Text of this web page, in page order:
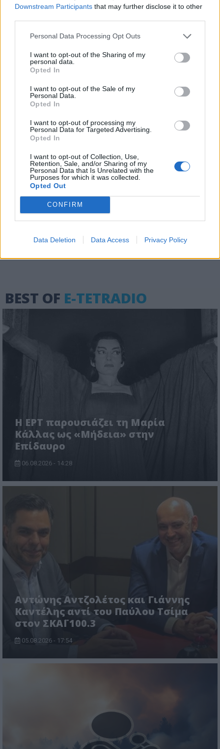
Downstream Participants that may further disclose it to other
Personal Data Processing Opt Outs
I want to opt-out of the Sharing of my
personal data.
Opted In
I want to opt-out of the Sale of my
Personal Data.
Opted In
I want to opt-out of processing my
Personal Data for Targeted Advertising.
Opted In
I want to opt-out of Collection, Use,
Retention, Sale, and/or Sharing of my
Personal Data that Is Unrelated with the
Purposes for which it was collected.
Opted Out
CONFIRM
Data Deletion Data Access Privacy Policy
ολίγη από bwinΣΠΟΡ FM 94.6 στην
κορυφή
Μεγάλη άνοδος για το Open με την
κάλυψη των πυρκαγιών
03.08.2026 - 14:17
BEST OF E-TETRADIO
Η ΕΡΤ παρουσιάζει τη Μαρία
Κάλλας ως «Μήδεια» στην
Επίδαυρο
06.08.2026 - 14:28
Αντώνης Αντζολέτος και Γιάννης
Καντέλης αντί του Παύλου Τσίμα
στον ΣΚΑΪ 100.3
05.08.2026 - 17:54